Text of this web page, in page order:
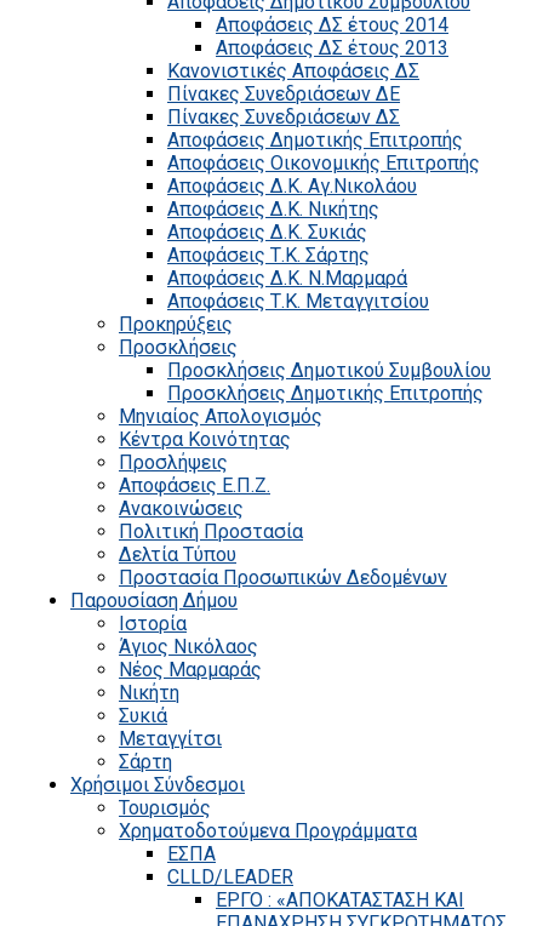
Αποφάσεις ΔΣ έτους 2014
Αποφάσεις ΔΣ έτους 2013
Κανονιστικές Αποφάσεις ΔΣ
Πίνακες Συνεδριάσεων ΔΕ
Πίνακες Συνεδριάσεων ΔΣ
Αποφάσεις Δημοτικής Επιτροπής
Αποφάσεις Οικονομικής Επιτροπής
Αποφάσεις Δ.Κ. Αγ.Νικολάου
Αποφάσεις Δ.Κ. Νικήτης
Αποφάσεις Δ.Κ. Συκιάς
Αποφάσεις Τ.Κ. Σάρτης
Αποφάσεις Δ.Κ. Ν.Μαρμαρά
Αποφάσεις Τ.Κ. Μεταγγιτσίου
Προκηρύξεις
Προσκλήσεις
Προσκλήσεις Δημοτικού Συμβουλίου
Προσκλήσεις Δημοτικής Επιτροπής
Μηνιαίος Απολογισμός
Κέντρα Κοινότητας
Προσλήψεις
Αποφάσεις Ε.Π.Ζ.
Ανακοινώσεις
Πολιτική Προστασία
Δελτία Τύπου
Προστασία Προσωπικών Δεδομένων
Παρουσίαση Δήμου
Ιστορία
Άγιος Νικόλαος
Νέος Μαρμαράς
Νικήτη
Συκιά
Μεταγγίτσι
Σάρτη
Χρήσιμοι Σύνδεσμοι
Τουρισμός
Χρηματοδοτούμενα Προγράμματα
ΕΣΠΑ
CLLD/LEADER
ΕΡΓΟ : «ΑΠΟΚΑΤΑΣΤΑΣΗ ΚΑΙ